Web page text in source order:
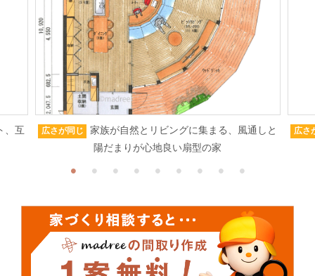
、互 広さが同じ
家族が自然とリビングに集まる、風通しと
陽だまりが心地良い扇型の家
広さ